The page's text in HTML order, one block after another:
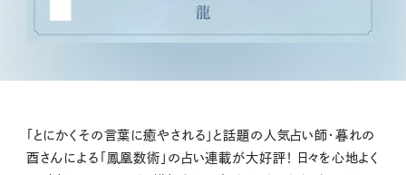
「とにかくその言葉に癒やされる」と話題の人気占い師・暮れの
酉さんによる「鳳凰数術」の占い連載が大好評！ 日々を心地よく